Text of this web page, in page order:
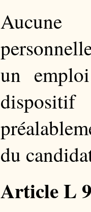
un
du
Article L